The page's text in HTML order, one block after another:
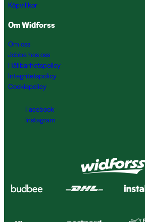
Köpvillkor
Om Widforss
Om oss
Jobba hos oss
Hållbarhetspolicy
Integritetspolicy
Cookiepolicy
Facebook
Instagram